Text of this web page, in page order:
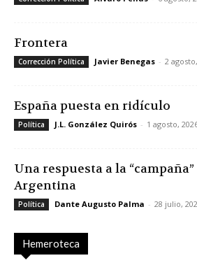
Frontera
Corrección Política Javier Benegas - 2
España puesta en ridículo
Política J.L. González Quirós - 1 agosto,
Una respuesta a la
Argentina
Política Dante Augusto Palma - 28 julio,
Hemeroteca